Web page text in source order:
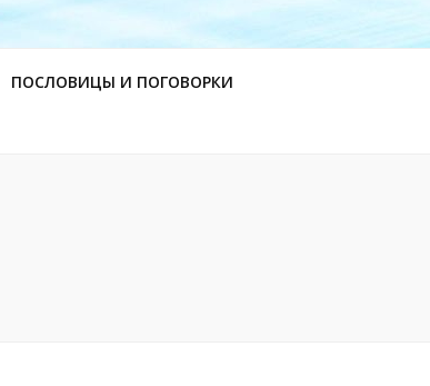
ПОСЛОВИЦЫ И ПОГОВОРКИ